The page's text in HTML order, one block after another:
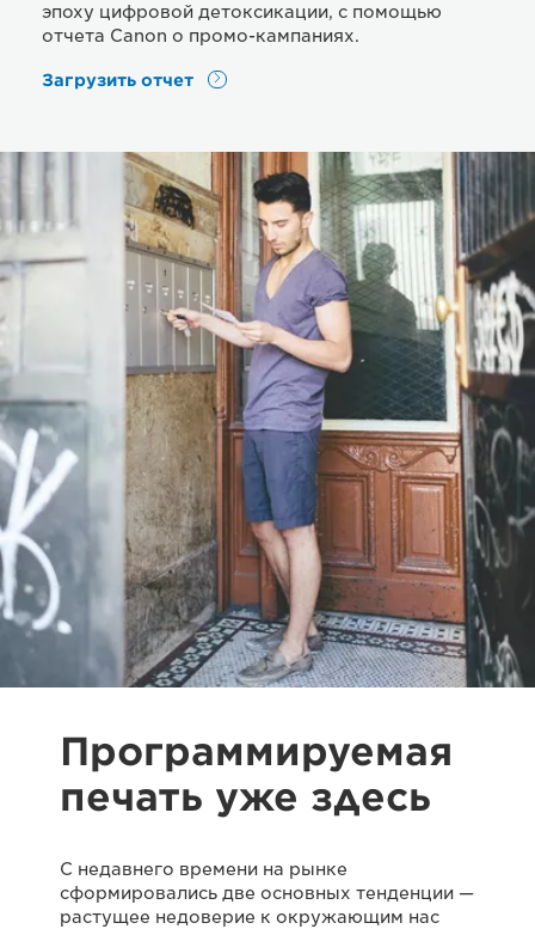
эпоху цифровой детоксикации, с помощью
отчета Canon о промо-кампаниях.
Загрузить отчет
Программируемая
печать уже здесь
С недавнего времени на рынке
сформировались две основных тенденции —
растущее недоверие к окружающим нас